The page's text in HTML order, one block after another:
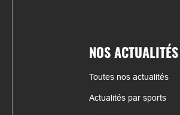
NOS ACTUALITÉS
Toutes nos actualités
Actualités par sports